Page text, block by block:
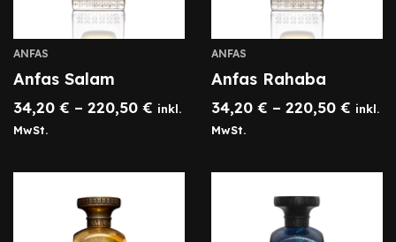
ANFAS
Anfas Salam
34,20 € – 220,50 € inkl.
MwSt.
ANFAS
Anfas Rahaba
34,20 € – 220,50 € inkl.
MwSt.